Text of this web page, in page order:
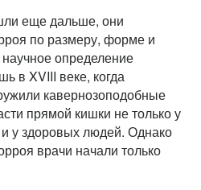
еще дальше, они
по размеру, форме и
определение
в XVIII веке, когда
кавернозоподобные
прямой кишки не только у
у здоровых людей. Однако
врачи начали только